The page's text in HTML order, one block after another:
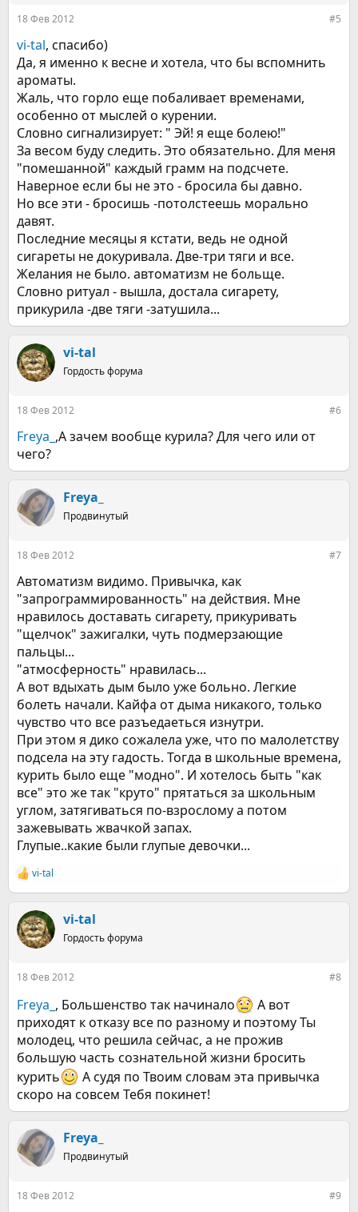
18 Фев 2012 #5
vi-tal, спасибо)
Да, я именно к весне и хотела, что бы вспомнить
ароматы.
Жаль, что горло еще побаливает временами,
особенно от мыслей о курении.
Словно сигнализирует: " Эй! я еще болею!"
За весом буду следить. Это обязательно. Для меня
"помешанной" каждый грамм на подсчете.
Наверное если бы не это - бросила бы давно.
Но все эти - бросишь -потолстеешь морально
давят.
Последние месяцы я кстати, ведь не одной
сигареты не докуривала. Две-три тяги и все.
Желания не было. автоматизм не больще.
Словно ритуал - вышла, достала сигарету,
прикурила -две тяги -затушила...
vi-tal
Гордость форума
18 Фев 2012 #6
Freya_ ,А зачем вообще курила? Для чего или от
чего?
Freya_
Продвинутый
18 Фев 2012 #7
Автоматизм видимо. Привычка, как
"запрограммированность" на действия. Мне
нравилось доставать сигарету, прикуривать
"щелчок" зажигалки, чуть подмерзающие
пальцы...
"атмосферность" нравилась...
А вот вдыхать дым было уже больно. Легкие
болеть начали. Кайфа от дыма никакого, только
чувство что все разъедаеться изнутри.
При этом я дико сожалела уже, что по малолетству
подсела на эту гадость. Тогда в школьные времена,
курить было еще "модно". И хотелось быть "как
все" это же так "круто" прятаться за школьным
углом, затягиваться по-взрослому а потом
зажевывать жвачкой запах.
Глупые..какие были глупые девочки...
Р
е
к
ц
и
vi-tal
vi-tal
Гордость форума
18 Фев 2012 #8
Freya_ , Большенство так начинало
А вот
приходят к отказу все по разному и поэтому Ты
молодец, что решила сейчас, а не прожив
большую часть сознательной жизни бросить
курить
А судя по Твоим словам эта привычка
скоро на совсем Тебя покинет!
Freya_
Продвинутый
18 Фев 2012 #9